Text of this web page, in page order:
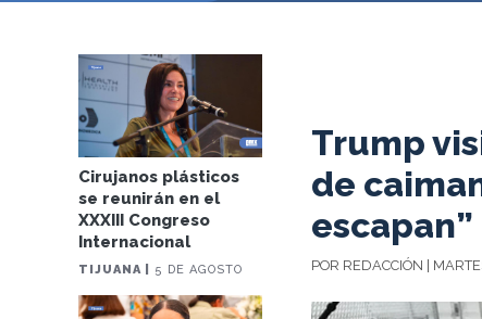
Cirujanos plásticos
se reunirán en el
XXXIII Congreso
Internacional
TIJUANA | 5 DE AGOSTO
Trump
de
escapan”
POR REDACCIÓN |